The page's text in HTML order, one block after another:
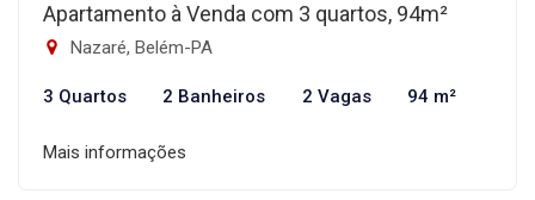
Apartamento à Venda com 3 quartos, 94m²
Nazaré, Belém-PA
3 Quartos 2 Banheiros 2 Vagas 94 m²
Mais informações